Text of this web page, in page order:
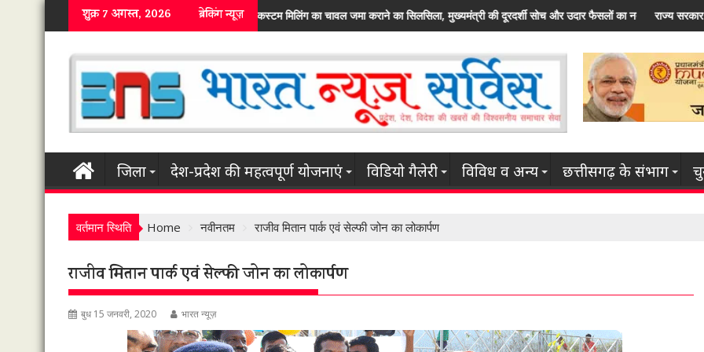
to
शुक्र 7 अगस्त, 2026 ब्रेकिंग न्यूज़
में कस्टम मिलिंग का चावल जमा कराने का सिलसिला, मुख्यमंत्री की दूरदर्शी सोच और उदार फैसलों का नतीजाराज्य सरकार कृषि क्षेत्र सहित इससे जुड़े हर उद्यम के विकास के
जिला देश-प्रदेश की महत्वपूर्ण योजनाएं विडियो गैलेरी विविध व अन्य छत्तीसगढ़ के संभाग
वर्तमान स्थिति Home नवीनतम राजीव मितान पार्क एवं सेल्फी जोन का लोकार्पण
राजीव मितान पार्क एवं सेल्फी जोन का लोकार्पण
बुध 15 जनवरी, 2020 भारत न्यूज़